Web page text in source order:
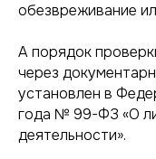
обезвреживание
А порядок
через
установлен в
года № 99-ФЗ «О
деятельности».